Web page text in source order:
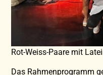
Rot-Weiss-Paare mit
Das Rahmenprogramm